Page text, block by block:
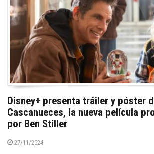
Disney+ presenta tráiler y póster
Cascanueces, la nueva película
por Ben Stiller
27/11/2024